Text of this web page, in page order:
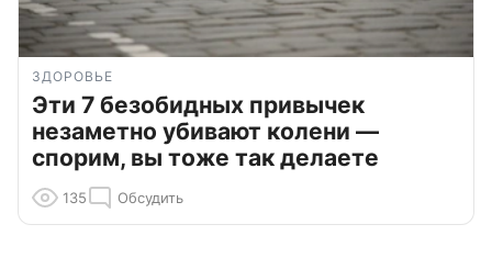
ЗДОРОВЬЕ
Эти 7 безобидных привычек
незаметно убивают колени —
спорим, вы тоже так делаете
135 Обсудить